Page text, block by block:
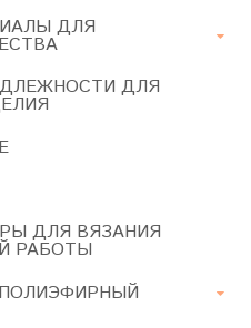
ДЛЯ
ДЛЯ
ДЛЯ ВЯЗАНИЯ
РАБОТЫ